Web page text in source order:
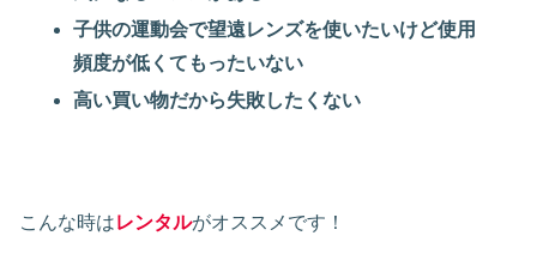
子供の運動会で望遠レンズを使いたいけど使用
頻度が低くてもったいない
高い買い物だから失敗したくない
こんな時はレンタルがオススメです！